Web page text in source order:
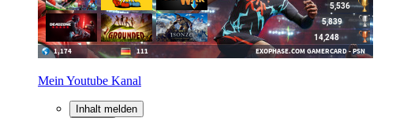
Mein Youtube Kanal
Inhalt melden